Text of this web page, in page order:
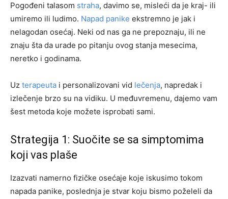
Pogođeni talasom straha, davimo se, misleći da je kraj- ili
umiremo ili ludimo. Napad panike ekstremno je jak i
nelagodan osećaj. Neki od nas ga ne prepoznaju, ili ne
znaju šta da urade po pitanju ovog stanja mesecima,
neretko i godinama.
Uz terapeuta i personalizovani vid lečenja, napredak i
izlečenje brzo su na vidiku. U međuvremenu, dajemo vam
šest metoda koje možete isprobati sami.
Strategija 1: Suočite se sa simptomima
koji vas plaše
Izazvati namerno fizičke osećaje koje iskusimo tokom
napada panike, poslednja je stvar koju bismo poželeli da